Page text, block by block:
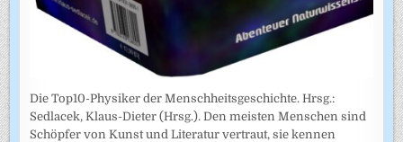
Die Top10-Physiker der Menschheitsgeschichte. Hrsg.:
Sedlacek, Klaus-Dieter (Hrsg.). Den meisten Menschen sind
Schöpfer von Kunst und Literatur vertraut, sie kennen